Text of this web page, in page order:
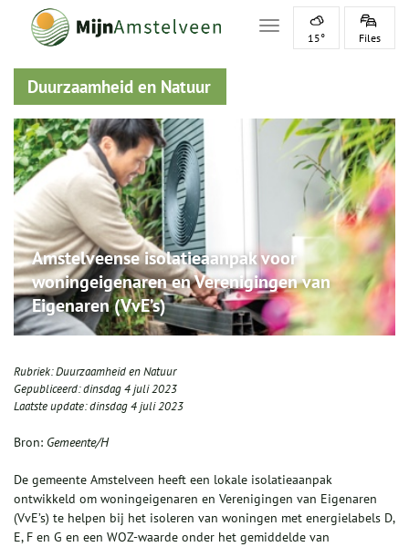
Toggle navigation
15° Files
Duurzaamheid en Natuur
Amstelveense isolatieaanpak voor
woningeigenaren en Verenigingen van
Eigenaren (VvE’s)
Rubriek:Duurzaamheid en Natuur
Gepubliceerd:dinsdag 4 juli 2023
Laatste update:dinsdag 4 juli 2023
Bron: Gemeente/H
De gemeente Amstelveen heeft een lokale isolatieaanpak
ontwikkeld om woningeigenaren en Verenigingen van Eigenaren
(VvE’s) te helpen bij het isoleren van woningen met energielabels D,
E, F en G en een WOZ-waarde onder het gemiddelde van